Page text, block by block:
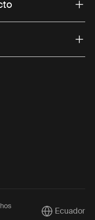
link)
(external link)
(external
CurrentEcuador